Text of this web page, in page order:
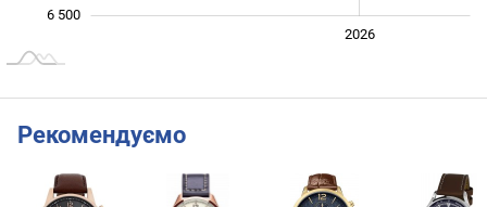
6 500
2026
Рекомендуємо